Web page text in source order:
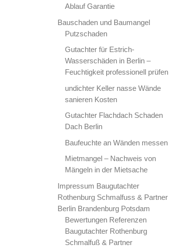
Ablauf Garantie
Bauschaden und Baumangel
Putzschaden
Gutachter für Estrich-
Wasserschäden in Berlin –
Feuchtigkeit professionell prüfen
undichter Keller nasse Wände
sanieren Kosten
Gutachter Flachdach Schaden
Dach Berlin
Baufeuchte an Wänden messen
Mietmangel – Nachweis von
Mängeln in der Mietsache
Impressum Baugutachter
Rothenburg Schmalfuss & Partner
Berlin Brandenburg Potsdam
Bewertungen Referenzen
Baugutachter Rothenburg
Schmalfuß & Partner